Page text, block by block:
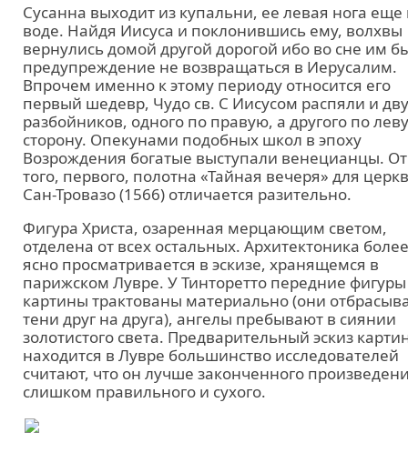
Сусанна выходит из купальни, ее левая нога еще
воде. Найдя Иисуса и поклонившись ему, волхвы
вернулись домой другой дорогой ибо во сне им
предупреждение не возвращаться в Иерусалим.
Впрочем именно к этому периоду относится его
первый шедевр, Чудо св. С Иисусом распяли и
разбойников, одного по правую, а другого по
сторону. Опекунами подобных школ в эпоху
Возрождения богатые выступали венецианцы. От
того, первого, полотна «Тайная вечеря» для
Сан-Тровазо (1566) отличается разительно.
Фигура Христа, озаренная мерцающим светом,
отделена от всех остальных. Архитектоника более
ясно просматривается в эскизе, хранящемся в
парижском Лувре. У Тинторетто передние фигуры
картины трактованы материально (они
тени друг на друга), ангелы пребывают в сиянии
золотистого света. Предварительный эскиз
находится в Лувре большинство исследователей
считают, что он лучше законченного
слишком правильного и сухого.